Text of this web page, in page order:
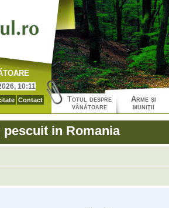
10:11
Contact
Totul despre
vânătoare
Arme şi
muniţii
pescuit in Romania